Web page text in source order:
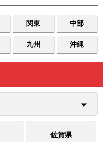
関東 中部
九州 沖縄
佐賀県